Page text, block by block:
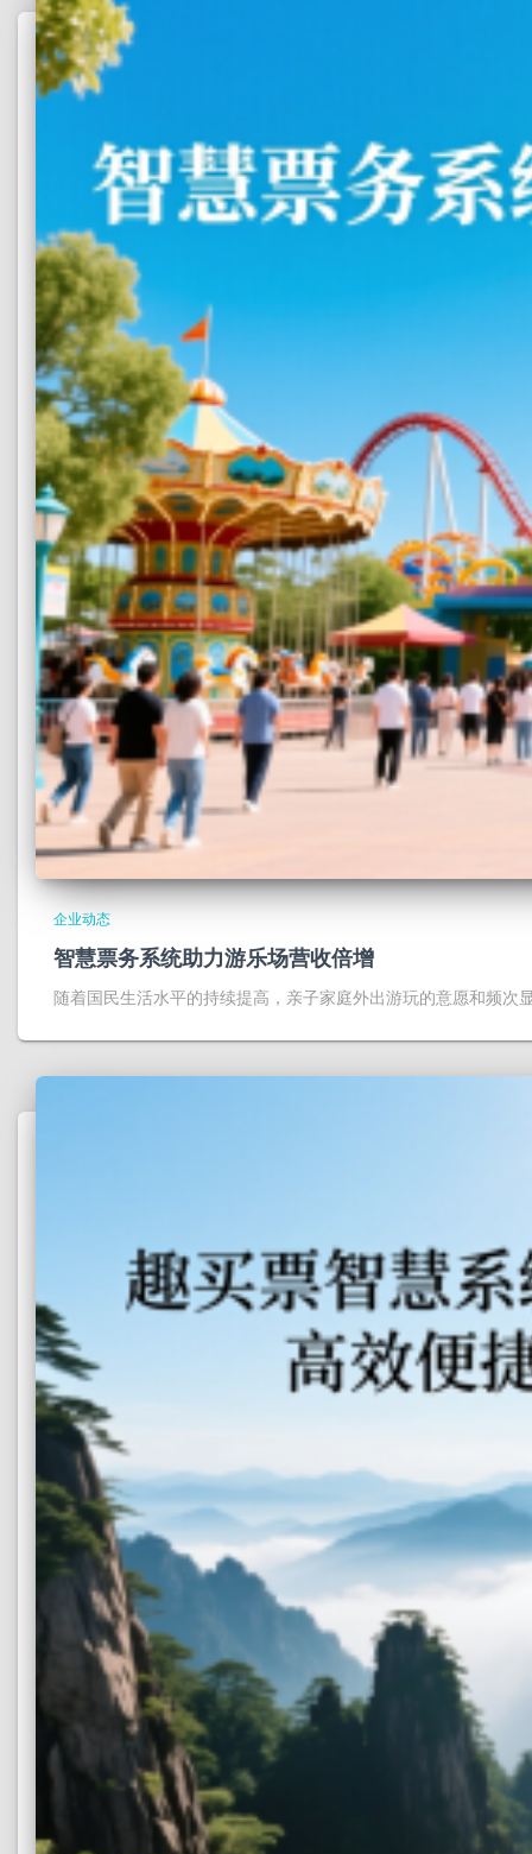
企业动态
智慧票务系统助力游乐场营收倍增
随着国民生活水平的持续提高，亲子家庭外出游玩的意愿和频次